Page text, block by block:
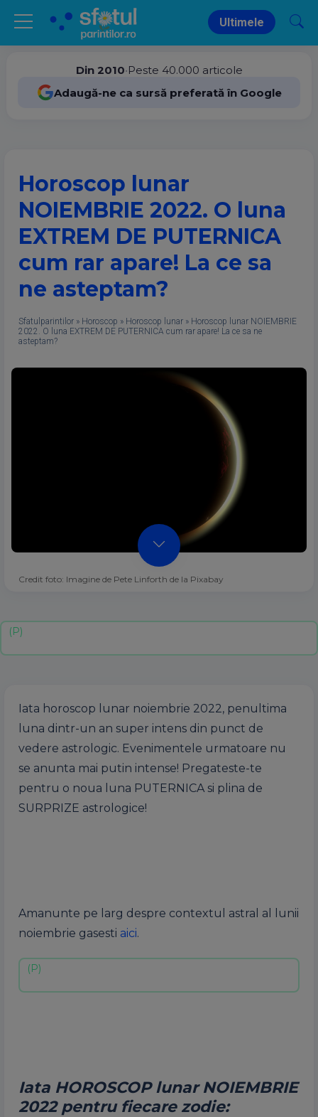
Ultimele
Din 2010•Peste 40.000 articole
Adaugă-ne ca sursă preferată în Google
Horoscop lunar
NOIEMBRIE 2022. O luna
EXTREM DE PUTERNICA
cum rar apare! La ce sa
ne asteptam?
Sfatulparintilor » Horoscop » Horoscop lunar » Horoscop lunar NOIEMBRIE
2022. O luna EXTREM DE PUTERNICA cum rar apare! La ce sa ne
asteptam?
Credit foto: Imagine de Pete Linforth de la Pixabay
Iata horoscop lunar noiembrie 2022, penultima
luna dintr-un an super intens din punct de
vedere astrologic. Evenimentele urmatoare nu
se anunta mai putin intense! Pregateste-te
pentru o noua luna PUTERNICA si plina de
SURPRIZE astrologice!
Amanunte pe larg despre contextul astral al lunii
noiembrie gasesti aici.
Iata HOROSCOP lunar NOIEMBRIE
2022 pentru fiecare zodie: